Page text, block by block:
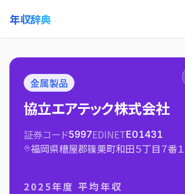
年収辞典
金属製品
協立エアテック株式会社
証券コード5997EDINETE01431
福岡県糟屋郡篠栗町和田５丁目７番
2025年度 平均年収